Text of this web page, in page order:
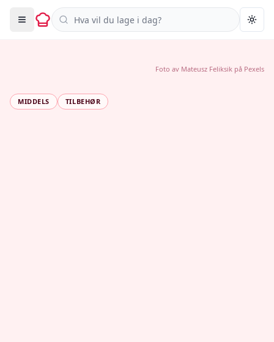
Søk i oppskrifter
MIDDELS TILBEHØR
Foto av Mateusz Feliksik på Pexels